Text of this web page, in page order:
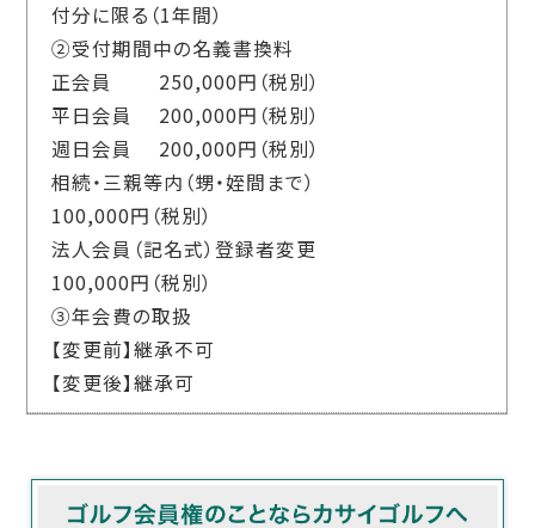
付分に限る（1年間）
②受付期間中の名義書換料
正会員 250,000円（税別）
平日会員 200,000円（税別）
週日会員 200,000円（税別）
相続・三親等内（甥・姪間まで）
100,000円（税別）
法人会員（記名式）登録者変更
100,000円（税別）
③年会費の取扱
【変更前】継承不可
【変更後】継承可